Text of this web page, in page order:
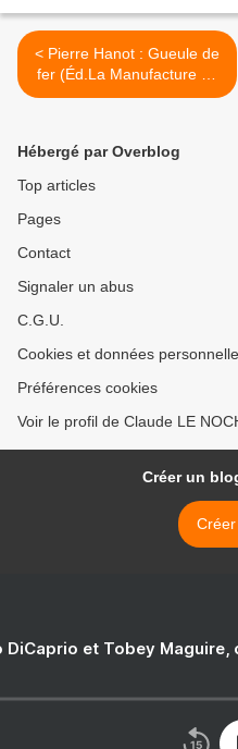
< Pierre Hanot : Gueule de
fer (Éd.La Manufacture de
Livres, 2017)
Hébergé par Overblog
Top articles
Pages
Contact
Signaler un abus
C.G.U.
Cookies et données
Préférences cookies
Voir le profil de Claude LE
Créer un
DiCaprio et Tobey